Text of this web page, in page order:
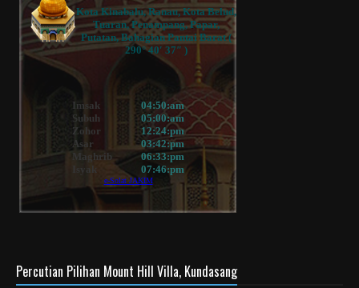
Percutian Pilihan Mount Hill Villa, Kundasang